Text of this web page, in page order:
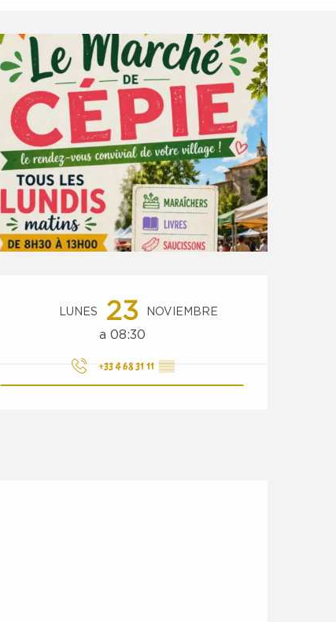
Horarios y datos de
LUNES 23 NOVIEMBRE
a 08:30
+33 4 68 31 11 ▒▒